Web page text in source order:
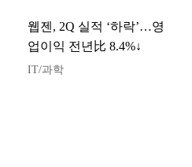
웹젠, 2Q 실적 ‘하락’…영
업이익 전년比 8.4%↓
IT/과학